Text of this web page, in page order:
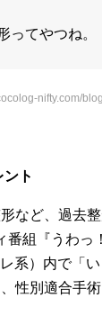
てやつね。
nifty.com/
ト
など、過去
組『うわっ！
系）内で「
性別適合手